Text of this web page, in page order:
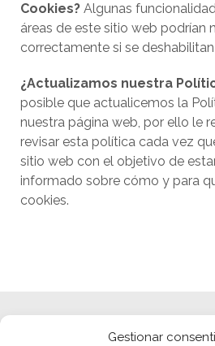
Gestionar
Cookies? Algunas
áreas de este sitio web podrían
correctamente si se
¿Actualizamos nuestra
posible que actualicemos la
nuestra página web, por ello le
revisar esta política cada vez
sitio web con el objetivo de
informado sobre cómo y para
cookies.